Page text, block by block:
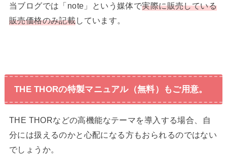
当ブログでは「note」という媒体で実際に販売している
販売価格のみ記載しています。
THE THORの特製マニュアル（無料）もご用意。
THE THORなどの高機能なテーマを導入する場合、自
分には扱えるのかと心配になる方もおられるのではない
でしょうか。